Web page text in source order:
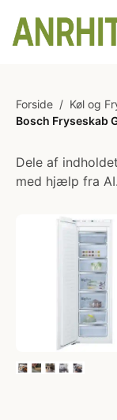
Forside / Køl og
Bosch Fryseskab
Dele af
med hjælp fra AI.